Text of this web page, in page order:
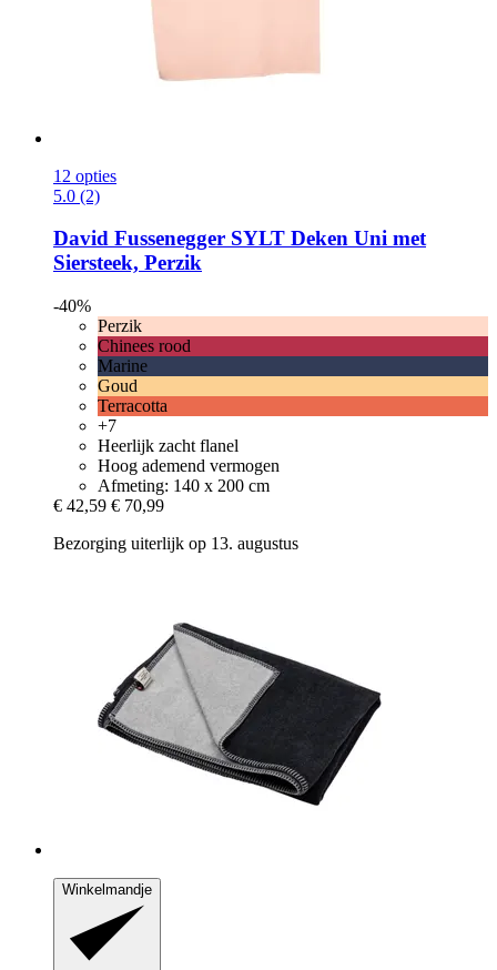
12 opties
5.0 (2)
David Fussenegger SYLT Deken Uni met
Siersteek, Perzik
-40%
Perzik
Chinees rood
Marine
Goud
Terracotta
+7
Heerlijk zacht flanel
Hoog ademend vermogen
Afmeting: 140 x 200 cm
€ 42,59 € 70,99
Bezorging uiterlijk op 13. augustus
Winkelmandje